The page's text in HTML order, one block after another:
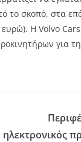
το σκοπό, στα
Η Volvo
για
ηλεκτρονικός